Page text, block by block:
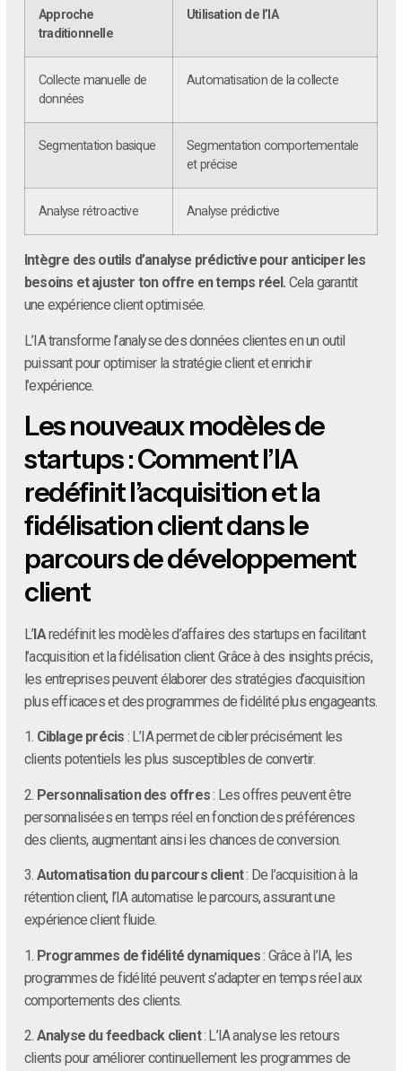
Approche
traditionnelle
Utilisation de l’IA
Collecte manuelle de
données
Automatisation de la collecte
Segmentation basique
Segmentation comportementale
et précise
Analyse rétroactive Analyse prédictive
Intègre des outils d’analyse prédictive pour anticiper les
besoins et ajuster ton offre en temps réel. Cela garantit
une expérience client optimisée.
L’IA transforme l’analyse des données clientes en un outil
puissant pour optimiser la stratégie client et enrichir
l’expérience.
Les nouveaux modèles de
startups : Comment l’IA
redéfinit l’acquisition et la
fidélisation client dans le
parcours de développement
client
L’IAredéfinit les modèles d’affaires des startups en facilitant
l’acquisition et la fidélisation client. Grâce à des insights précis,
les entreprises peuvent élaborer des stratégies d’acquisition
plus efficaces et des programmes de fidélité plus engageants.
1. Ciblage précis : L’IA permet de cibler précisément les
clients potentiels les plus susceptibles de convertir.
2. Personnalisation des offres: Les offres peuvent être
personnalisées en temps réel en fonction des préférences
des clients, augmentant ainsi les chances de conversion.
3. Automatisation du parcours client: De l’acquisition à la
rétention client, l’IA automatise le parcours, assurant une
expérience client fluide.
1. Programmes de fidélité dynamiques: Grâce à l’IA, les
programmes de fidélité peuvent s’adapter en temps réel aux
comportements des clients.
2. Analyse du feedback client: L’IA analyse les retours
clients pour améliorer continuellement les programmes de